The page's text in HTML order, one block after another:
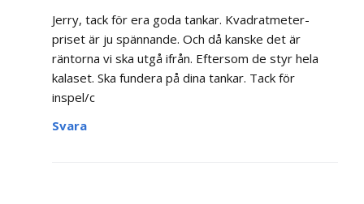
Jerry, tack för flera goda tankar. Kvadratmeter-
priset är ju spännande. Och då kanske det är
räntorna vi ska utgå ifrån. Eftersom de styr hela
kalaset. Ska fundera på dina tankar. Tack för
inspel/c
Svara